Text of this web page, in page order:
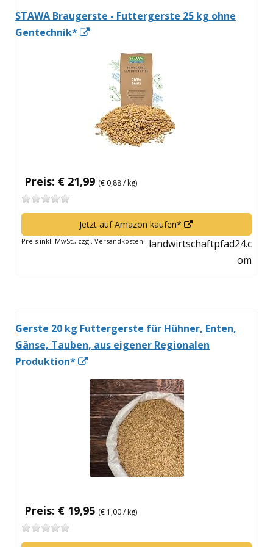
STAWA Braugerste - Futtergerste 25 kg ohne
Gentechnik*
Fenster
öffnen
Preis: € 21,99 (€ 0,88 / kg)
Jetzt auf Amazon kaufen*
neuem
Fenster
Preis inkl. MwSt., zzgl. Versandkosten
landwirtschaftpfad24.c
om
Gerste 20 kg Futtergerste für Hühner, Enten,
Gänse, Tauben, aus eigener Regionalen
Produktion*
neuem
Fenster
öffnen
Preis: € 19,95 (€ 1,00 / kg)